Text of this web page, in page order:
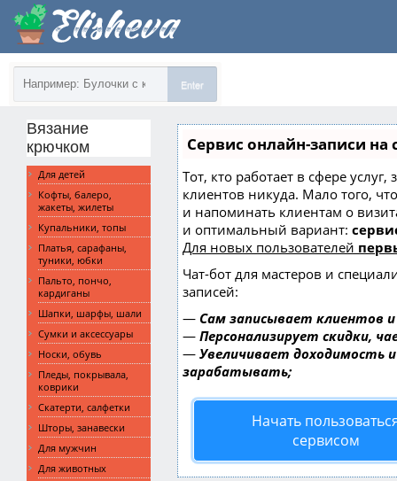
Enter
Вязание
крючком
Для детей
Кофты, балеро,
жакеты, жилеты
Купальники, топы
Платья, сарафаны,
туники, юбки
Пальто, пончо,
кардиганы
Шапки, шарфы, шали
Сумки и аксессуары
Носки, обувь
Пледы, покрывала,
коврики
Скатерти, салфетки
Шторы, занавески
Для мужчин
Для животных
Сервис онлайн-записи на
Тот, кто работает в сфере
клиентов никуда. Мало того,
и напоминать клиентам о
и оптимальный вариант:
Для новых пользователей
Чат-бот для мастеров и
записей:
— Сам записывает клиентов
— Персонализирует скидки,
— Увеличивает доходимость
зарабатывать;
Начать
сервисом